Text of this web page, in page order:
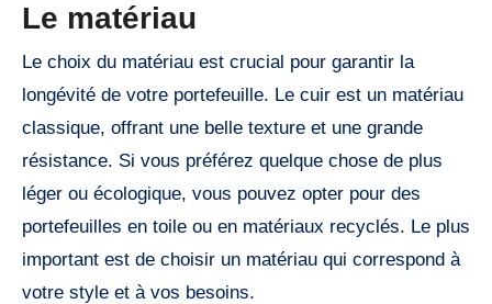
Le matériau
Le choix du matériau est crucial pour garantir la
longévité de votre portefeuille. Le cuir est un matériau
classique, offrant une belle texture et une grande
résistance. Si vous préférez quelque chose de plus
léger ou écologique, vous pouvez opter pour des
portefeuilles en toile ou en matériaux recyclés. Le plus
important est de choisir un matériau qui correspond à
votre style et à vos besoins.